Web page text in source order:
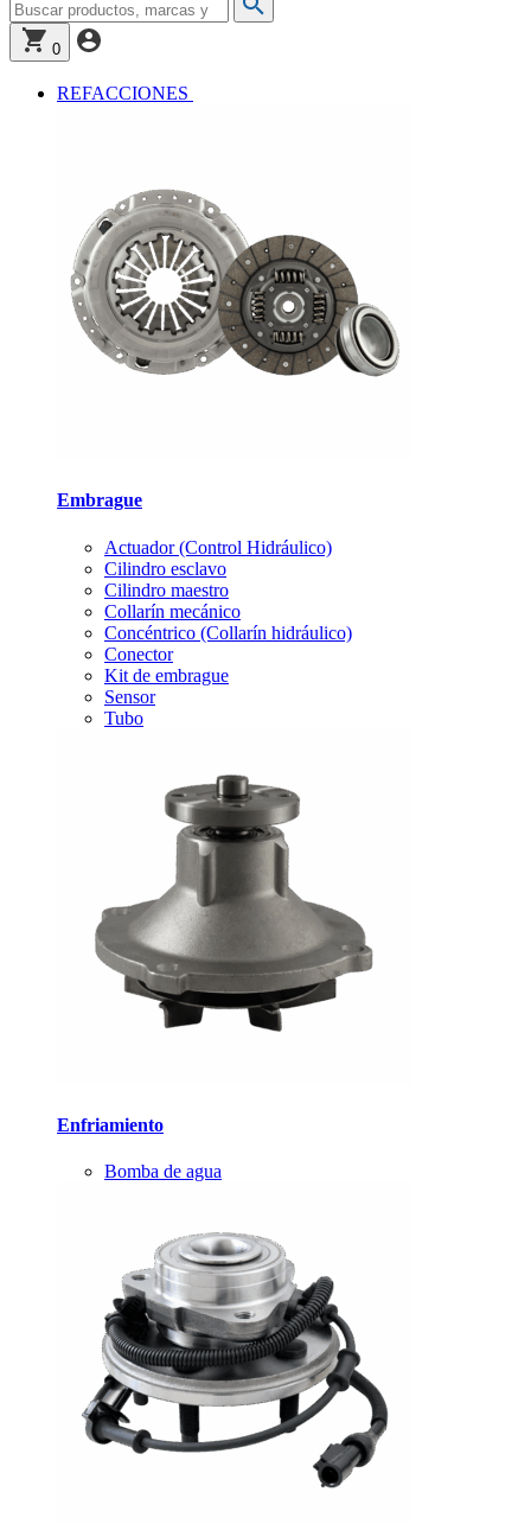
0
REFACCIONES
Embrague
Actuador (Control Hidráulico)
Cilindro esclavo
Cilindro maestro
Collarín mecánico
Concéntrico (Collarín hidráulico)
Conector
Kit de embrague
Sensor
Tubo
Enfriamiento
Bomba de agua